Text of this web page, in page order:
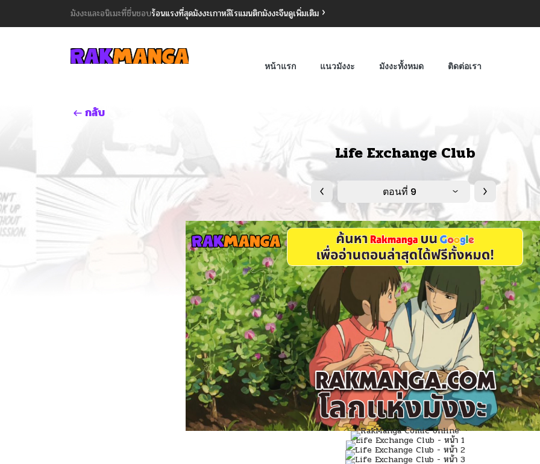
มังงะและอนิเมะที่ชื่นชอบร้อนแรงที่สุดมังงะเกาหลีโรแมนติกมังงะจีนดูเพิ่มเติม
หน้าแรก แนวมังงะ มังงะทั้งหมด ติดต่อเรา
กลับ
Life Exchange Club
ตอนที่ 9